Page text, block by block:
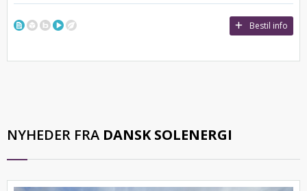
Bestil info
NYHEDER FRA DANSK SOLENERGI